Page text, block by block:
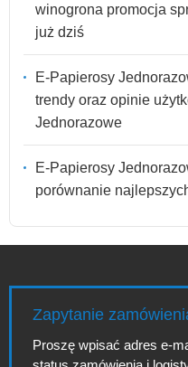
winogrona promocja
już dziś
E-Papierosy
trendy oraz opinie
Jednorazowe
E-Papierosy
porównanie
Zapytanie
Proszę wpisać adres e-